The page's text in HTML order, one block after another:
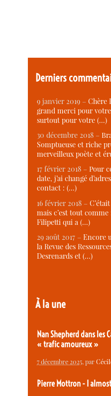
Derniers
9 janvier 2019 –Chère
grand merci pour
surtout pour votre (…)
30 décembre 2018 –
Somptueuse et riche
merveilleux poète et
17 février 2018 –Pour
date, j’ai changé
contact : (…)
16 février 2018 –
mais c’est tout comme
Filipetti qui a (…)
29 août 2017 –Encore
la Revue des
Desrenards et (…)
À la une
Nan Shepherd dans les
« trafic amoureux »
7 décembre 2025, par
Pierre Mottron - I